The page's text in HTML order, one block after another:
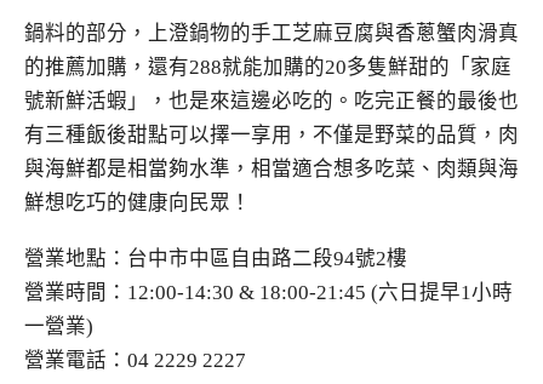
鍋料的部分，上澄鍋物的手工芝麻豆腐與香蔥蟹肉滑真
的推薦加購，還有288就能加購的20多隻鮮甜的「家庭
號新鮮活蝦」，也是來這邊必吃的。吃完正餐的最後也
有三種飯後甜點可以擇一享用，不僅是野菜的品質，肉
與海鮮都是相當夠水準，相當適合想多吃菜、肉類與海
鮮想吃巧的健康向民眾！
營業地點：台中市中區自由路二段94號2樓
營業時間：12:00-14:30 & 18:00-21:45 (六日提早1小時
一營業)
營業電話：04 2229 2227